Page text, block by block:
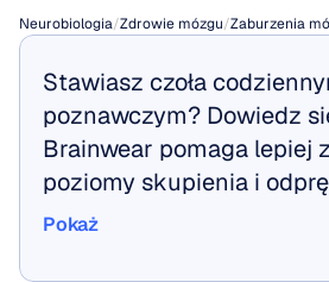
Neurobiologia/Zdrowie mózgu/Zaburzenia
Stawiasz czoła
poznawczym? Dowiedz
Brainwear pomaga lepiej
poziomy skupienia i
Pokaż